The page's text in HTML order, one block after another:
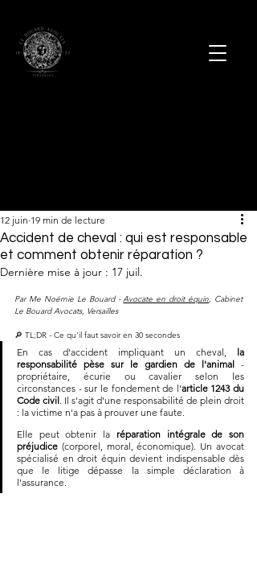
Accident de cheval : qui est responsable
et comment obtenir réparation ?
12 juin 19 min de lecture
Dernière mise à jour : 17 juil.
Par Me Noémie Le Bouard - Avocate en droit équin, Cabinet
Le Bouard Avocats, Versailles
🔎 TL;DR - Ce qu'il faut savoir en 30 secondes
En cas d'accident impliquant un cheval, la
responsabilité pèse sur le gardien de l'animal -
propriétaire, écurie ou cavalier selon les
circonstances - sur le fondement de l'article 1243 du
Code civil. Il s'agit d'une responsabilité de plein droit
: la victime n'a pas à prouver une faute.
Elle peut obtenir la réparation intégrale de son
préjudice (corporel, moral, économique). Un avocat
spécialisé en droit équin devient indispensable dès
que le litige dépasse la simple déclaration à
l'assurance.